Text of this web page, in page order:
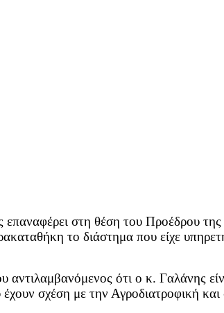
στη θέση του Προέδρου της
το διάστημα που είχε
αντιλαμβανόμενος ότι ο κ. Γαλάνης
σχέση με την Αγροδιατροφική